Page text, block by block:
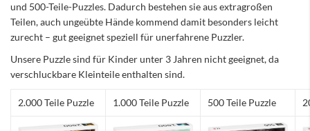
und 500-Teile-Puzzles. Dadurch bestehen sie aus extragroßen
Teilen, auch ungeübte Hände kommend damit besonders leicht
zurecht – gut geeignet speziell für unerfahrene Puzzler.
Unsere Puzzle sind für Kinder unter 3 Jahren nicht geeignet, da
verschluckbare Kleinteile enthalten sind.
2.000 Teile Puzzle 1.000 Teile Puzzle 500 Teile Puzzle